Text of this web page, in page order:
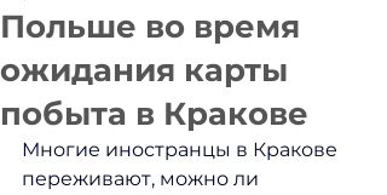
Польше во время
ожидания карты
побыта в Кракове
Многие иностранцы в Кракове
переживают, можно ли